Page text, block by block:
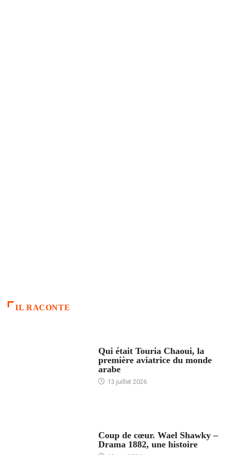
IL RACONTE
Qui était Touria Chaoui, la
première aviatrice du monde
arabe
13 juillet 2026
Coup de cœur. Wael Shawky –
Drama 1882, une histoire